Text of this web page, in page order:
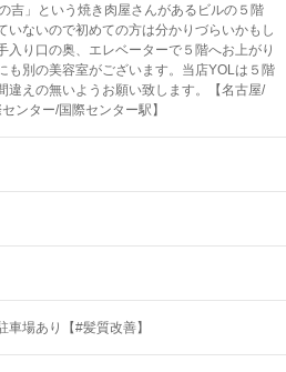
吉」という焼き肉屋さんがあるビルの５階
いないので初めての方は分かりづらいかもし
入り口の奥、エレベーターで５階へお上がり
も別の美容室がございます。当店YOLは５階
違えの無いようお願い致します。【名古屋/
ンター/国際センター駅】
車場あり【#髪質改善】